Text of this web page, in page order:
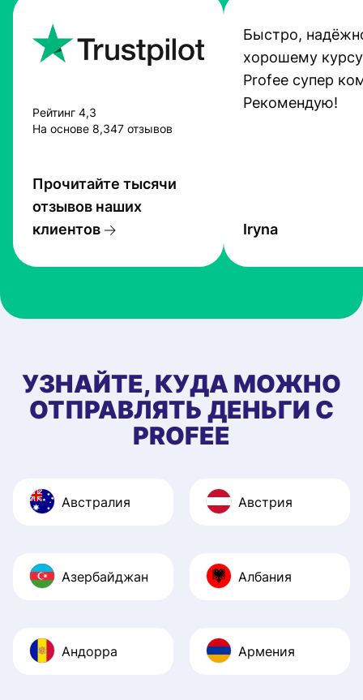
Рейтинг 4,3
На основе 8,347 отзывов
Прочитайте тысячи
отзывов наших
клиентов
Быстро,
хорошему
Profee супер
Рекомендую!
Iryna
УЗНАЙТЕ, КУДА МОЖНО
ОТПРАВЛЯТЬ ДЕНЬГИ С
PROFEE
Австралия Австрия
Азербайджан Албания
Андорра Армения